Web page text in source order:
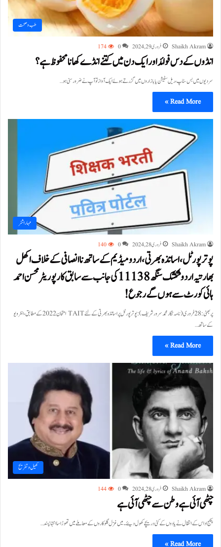
طب و صحت
Shaikh Akram فروری 29, 2024 0
174
انڈوں کے دس فوائد اور ایک دن میں کتنے انڈے کھانا محفوظ ہے؟
سردیوں میں بس سٹاپ ، ریل سٹیشن یا بازاروں میں گزرتے ہوئے ایک آواز تو آپ نے ضرور سنی ہو…
Read More »
مہاراشٹر
Shaikh Akram فروری 28, 2024 0
140
پوتر پورٹل، اساتذہ بھرتی، اردو میڈیم کے ساتھ ناانصافی کے خلاف اکھل
بھارتیہ اردو شکشک سنگھ 11138 کی جانب سے سابق کارپوریٹر محسن احمد
ہائی کورٹ سے ہوں گے رجوع!
پربھنی: 28 فروری(نامہ نگار محمد سرور شریف):پوتر پورٹل پر اساتذہ بھرتی کے لئے TAIT امتحان 2022کے مطابق، انٹرویو
کے ساتھ…
Read More »
کھیل و تفریح
Shaikh Akram فروری 28, 2024 0
144
چٹھی آئی ہے وطن سے چٹھی آئی ہے
پنکج اداس کے انتقال نے یادوں کے کئی دریچے کھول دیئے۔ میں غزل گلوکاروں کے معاملے میں تھوڑا سا انتہاپسند…
Read More »